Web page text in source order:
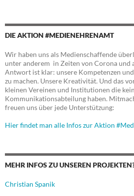
DIE AKTION #MEDIENEHRENAMT
Wir haben uns als Medienschaffende
unter anderem in Zeiten von Corona und
Antwort ist klar: unsere Kompetenzen
zu machen. Unsere Kreativität. Und das
kleinen Vereinen und Institutionen die
Kommunikationsabteilung haben.
freuen uns über jede Unterstützung:
Hier findet man alle Infos zur Aktion
MEHR INFOS ZU UNSEREN
Christian Spanik